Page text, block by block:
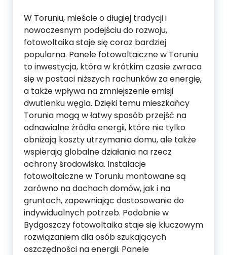
W Toruniu, mieście o długiej tradycji i
nowoczesnym podejściu do rozwoju,
fotowoltaika staje się coraz bardziej
popularna. Panele fotowoltaiczne w Toruniu
to inwestycja, która w krótkim czasie zwraca
się w postaci niższych rachunków za energię,
a także wpływa na zmniejszenie emisji
dwutlenku węgla. Dzięki temu mieszkańcy
Torunia mogą w łatwy sposób przejść na
odnawialne źródła energii, które nie tylko
obniżają koszty utrzymania domu, ale także
wspierają globalne działania na rzecz
ochrony środowiska. Instalacje
fotowoltaiczne w Toruniu montowane są
zarówno na dachach domów, jak i na
gruntach, zapewniając dostosowanie do
indywidualnych potrzeb. Podobnie w
Bydgoszczy fotowoltaika staje się kluczowym
rozwiązaniem dla osób szukających
oszczędności na energii. Panele